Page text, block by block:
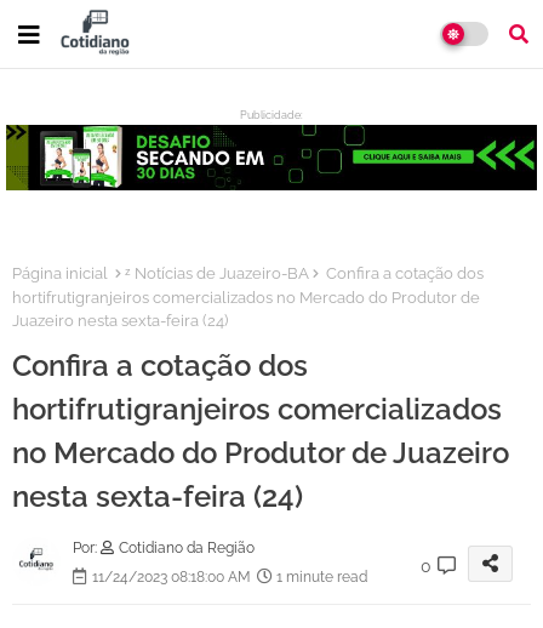
Publicidade:
:
Página inicial ᶻ Notícias de Juazeiro-BA
Confira a cotação dos
hortifrutigranjeiros comercializados no Mercado do Produtor de
Juazeiro nesta sexta-feira (24)
Confira a cotação dos
hortifrutigranjeiros comercializados
no Mercado do Produtor de Juazeiro
nesta sexta-feira (24)
Por:
Cotidiano da Região
11/24/2023 08:18:00 AM
1 minute read
0